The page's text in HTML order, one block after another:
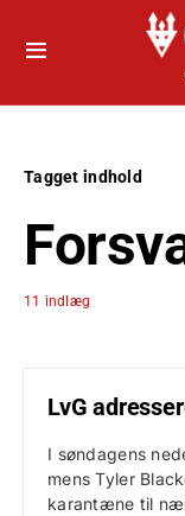
Tagget indhold
11 indlæg
LvG
I søndagens
mens Tyler
karantæne til